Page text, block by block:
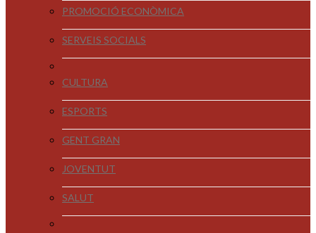
PROMOCIÓ ECONÒMICA
SERVEIS SOCIALS
CULTURA
ESPORTS
GENT GRAN
JOVENTUT
SALUT